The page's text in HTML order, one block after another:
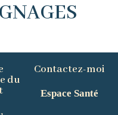
du
Contactez-moi
Espace Santé